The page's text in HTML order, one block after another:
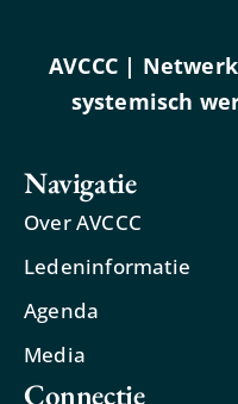
AVCCC |
systemisch
Navigatie
Over AVCCC
Ledeninformatie
Agenda
Media
Connectie